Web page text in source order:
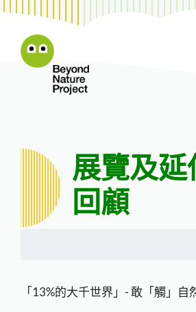
展覽及延
回顧
「13%的大千世界」- 敢「觸」